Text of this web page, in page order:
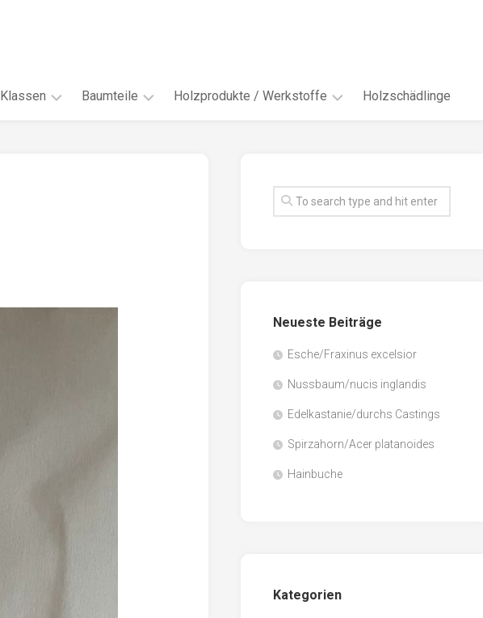
Klassen
18AH
Baumteile Holzprodukte / Werkstoffe
Faserwerkstoffe
Sägenebenprodukte
Holzschädlinge
Neueste Beiträge
Esche/Fraxinus excelsior
Nussbaum/nucis inglandis
Edelkastanie/durchs Castings
Spirzahorn/Acer platanoides
Hainbuche
Kategorien